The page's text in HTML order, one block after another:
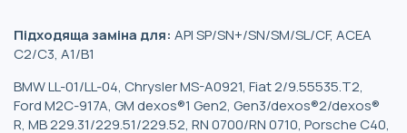
Підходяща заміна для: API SP/SN+/SN/SM/SL/CF, ACEA
C2/C3, A1/B1
BMW LL-01/LL-04, Chrysler MS-A0921, Fiat 2/9.55535.T2,
Ford M2C-917A, GM dexos®1 Gen2, Gen3/dexos®2/dexos®
R, MB 229.31/229.51/229.52, RN 0700/RN 0710, Porsche C40,